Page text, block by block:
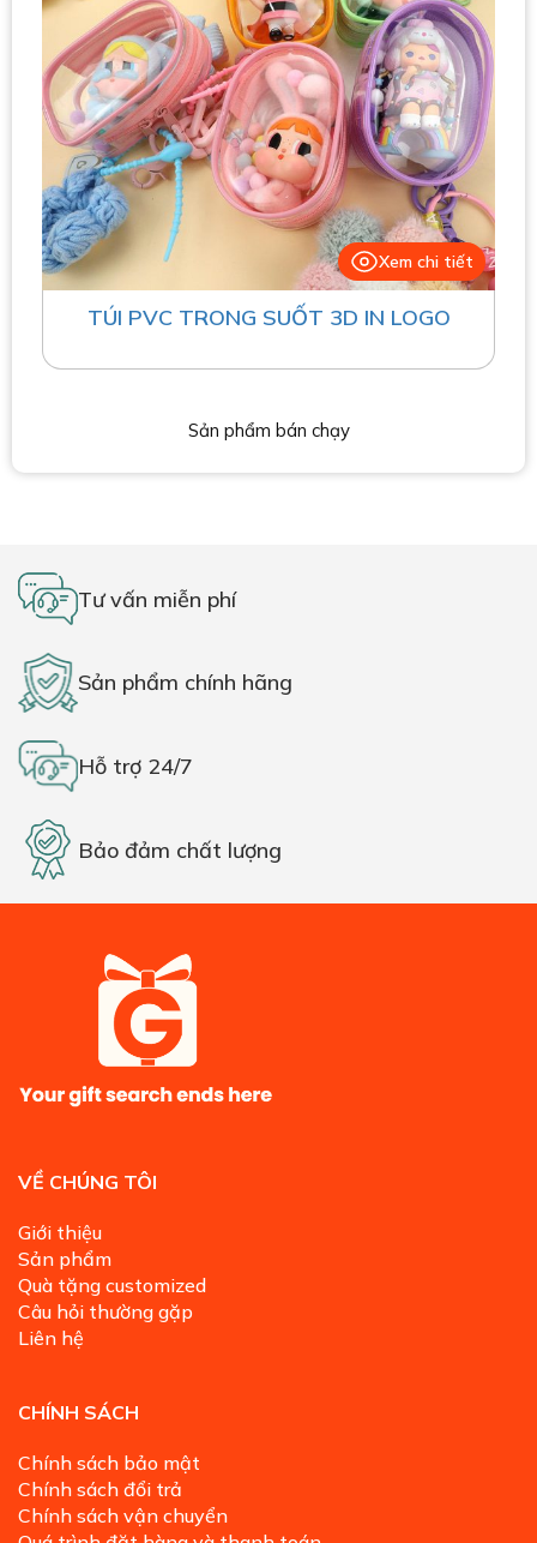
Sản phẩm bán chạy
Xem chi tiết
TÚI PVC TRONG SUỐT 3D IN LOGO
Tư vấn miễn phí
Sản phẩm chính hãng
Hỗ trợ 24/7
Bảo đảm chất lượng
VỀ CHÚNG TÔI
Giới thiệu
Sản phẩm
Quà tặng customized
Câu hỏi thường gặp
Liên hệ
CHÍNH SÁCH
Chính sách bảo mật
Chính sách đổi trả
Chính sách vận chuyển